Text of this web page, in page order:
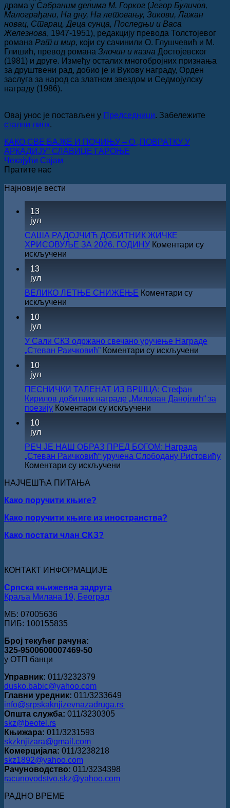
драма у Сабраним делима М. Горког (Јегор Буличов,
Малограђани, На дну, На летовању, Зикови, Лажан
новац, Старац, Деца сунца, Последњи и Васа
Железнова, 1947-1951), редакцију превода Толстојевог
романа Рат и мир, који су сачинили О. Глушчевић и М.
Глишић, превод романа Злочин и казна Достојевског
(1981) и друге. Између осталих многобројних признања
за друштвени рад, добио је и Вукову награду, Орден
заслуга за народ са златном звездом и Седмојулску
награду (1986).
Овај унос је постављен у Председници. Забележите
стални линк.
КАКО СВЕ БАЈКЕ И ПОЧИЊУ – О „ПОВРАТКУ У
АРКАДИЈУ” СЛАВИЦЕ ГАРОЊЕ
Чекајући Сајам
Пратите нас
Најновије вести
13
јул
САША РАДОЈЧИЋ ДОБИТНИК ЖИЧКЕ
ХРИСОВУЉЕ ЗА 2026. ГОДИНУ Коментари су
искључени
ЖИЧКЕ
ХРИСОВУЉЕ
ЗА
13
јул
ВЕЛИКО ЛЕТЊЕ СНИЖЕЊЕ Коментари су
искључени
10
јул
У Сали СКЗ одржано свечано уручење Награде
„Стеван Раичковић” Коментари су искључени
свечано
Награде
10
јул
ПЕСНИЧКИ ТАЛЕНАТ ИЗ ВРШЦА: Стефан
Кирилов добитник награде „Милован Данојлић“ за
поезију Коментари су искључени
ВРШЦА:
Стефан
Кирилов
поезију
10
јул
РЕЧ ЈЕ НАШ ОБРАЗ ПРЕД БОГОМ: Награда
„Стеван Раичковић“ уручена Слободану Ристовићу
Коментари су искључени
БОГОМ:
НАЈЧЕШЋА ПИТАЊА
Како поручити књиге?
Како поручити књиге из иностранства?
Како постати члан СКЗ?
КОНТАКТ ИНФОРМАЦИЈЕ
Српска књижевна задруга
Краља Милана 19, Београд
МБ: 07005636
ПИБ: 100155835
Број текућег рачуна:
325-9500600007469-50
у ОТП банци
Управник: 011/3232379
dusko.babic@yahoo.com
Главни уредник: 011/3233649
info@srpskaknjizevnazadruga.rs
Општа служба: 011/3230305
skz@beotel.rs
Књижара: 011/3231593
skzknjizara@gmail.com
Комерцијала: 011/3238218
skz1892@yahoo.com
Рачуноводство: 011/3234398
racunovodstvo.skz@yahoo.com
РАДНО ВРЕМЕ